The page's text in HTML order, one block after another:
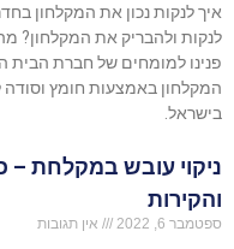
איך לנקות נכון את המקלחון
לנקות ולהבריק את המקלחון?
פנינו למומחים של חברת הבית
המקלחון באמצעות חומץ וסודה
בישראל.
ניקוי עובש במקלחת
והקירות
ספטמבר 6, 2022 אין תגובות